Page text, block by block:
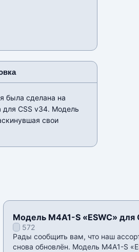
была сделана на
для CSS v34. Модель
свои
Модель M4A1-S «ESWC» для
572
Рады сообщить вам, что наш
снова обновлён. Модель M4A1-S